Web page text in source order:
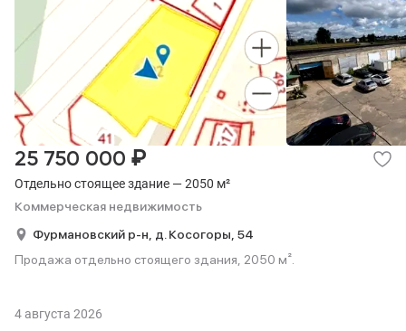
Отдельно стоящее здание — 2050 м²
Коммерческая недвижимость
25 750 000 ₽
Фурмановский р-н, д. Косогоры, 54
Продажа отдельно стоящего здания, 2050 м².
4 августа 2026